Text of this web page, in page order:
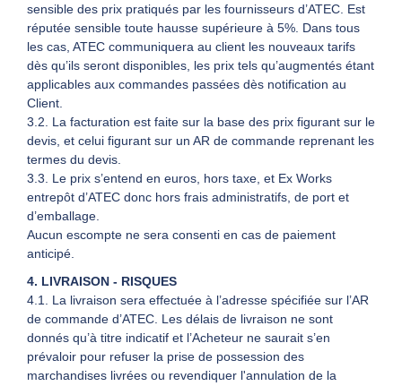
sensible des prix pratiqués par les fournisseurs d’ATEC. Est
réputée sensible toute hausse supérieure à 5%. Dans tous
les cas, ATEC communiquera au client les nouveaux tarifs
dès qu’ils seront disponibles, les prix tels qu’augmentés étant
applicables aux commandes passées dès notification au
Client.
3.2. La facturation est faite sur la base des prix figurant sur le
devis, et celui figurant sur un AR de commande reprenant les
termes du devis.
3.3. Le prix s’entend en euros, hors taxe, et Ex Works
entrepôt d’ATEC donc hors frais administratifs, de port et
d’emballage.
Aucun escompte ne sera consenti en cas de paiement
anticipé.
4. LIVRAISON - RISQUES
4.1. La livraison sera effectuée à l’adresse spécifiée sur l’AR
de commande d’ATEC. Les délais de livraison ne sont
donnés qu’à titre indicatif et l’Acheteur ne saurait s’en
prévaloir pour refuser la prise de possession des
marchandises livrées ou revendiquer l'annulation de la